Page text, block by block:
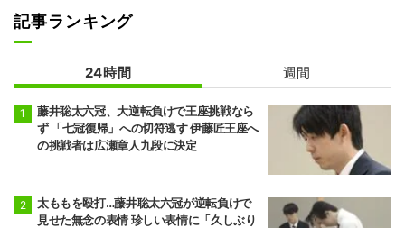
記事ランキング
24時間 週間
藤井聡太六冠、大逆転負けで王座挑戦なら
ず 「七冠復帰」への切符逃す 伊藤匠王座へ
の挑戦者は広瀬章人九段に決定
太ももを殴打…藤井聡太六冠が逆転負けで
見せた無念の表情 珍しい表情に「久しぶり